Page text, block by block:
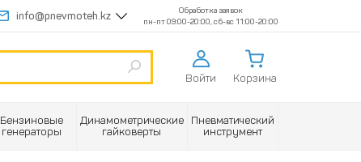
info@pnevmoteh.kz
Обработка заявок
пн-пт 09:00-20:00, сб-вс 11:00-20:00
Войти Корзина
Бензиновые
генераторы
Динамометрические
гайковерты
Пневматический
инструмент